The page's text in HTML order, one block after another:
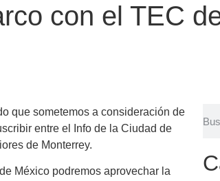
con el TEC
que sometemos a consideración de
entre el Info de la Ciudad de
de Monterrey.
México podremos aprovechar la